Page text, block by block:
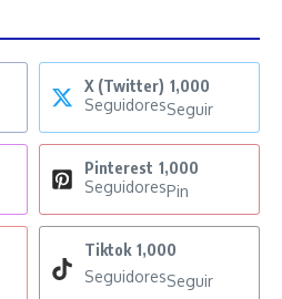
X (Twitter) 1,000
SeguidoresSeguir
Pinterest 1,000
SeguidoresPin
Tiktok 1,000
SeguidoresSeguir